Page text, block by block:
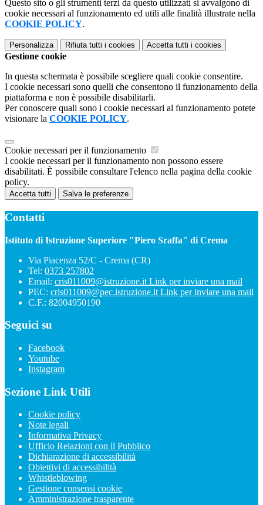
Questo sito o gli strumenti terzi da questo utilizzati si avvalgono di
cookie necessari al funzionamento ed utili alle finalità illustrate nella
COOKIE POLICY.
Personalizza Rifiuta tutti i cookies Accetta tutti i cookies
Gestione cookie
In questa schermata è possibile scegliere quali cookie consentire.
I cookie necessari sono quelli che consentono il funzionamento della
piattaforma e non è possibile disabilitarli.
Per conoscere quali sono i cookie necessari al funzionamento potete
visionare la COOKIE POLICY.
Cookie necessari per il funzionamento
I cookie necessari per il funzionamento non possono essere
disabilitati. È possibile consultare l'elenco nella pagina della cookie
policy.
Accetta tutti Salva le preferenze
Contatti
Istituto di Istruzione Superiore "Piero Sraffa" di Crema
Via Piacenza 52/C - Crema (CR)
Tel: 0373 257802
Email: cris011009@istruzione.it Link per inviare una mail
PEC: cris011009@pec.istruzione.it Link per inviare una mail
C.F.: 82004950190
Seguici su
Facebook
Youtube
Instagram
Sezione Link Utili
Cookie policy
Note legali
Informativa Privacy
Ufficio Relazioni con il Pubblico
Dichiarazione di accessibilità
Obiettivi di accessibilità
Whistleblowing
Gestione consensi cookie
Amministrazione trasparente